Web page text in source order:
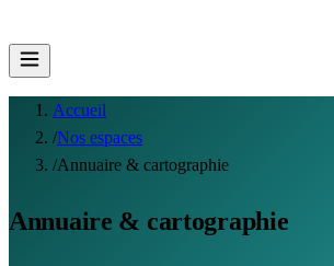
Accueil
/Nos espaces
/Annuaire & cartographie
Annuaire & cartographie